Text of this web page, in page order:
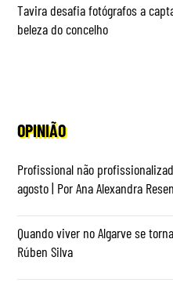
Tavira desafia fotógrafos a
beleza do concelho
OPINIÃO
Profissional não
agosto | Por Ana Alexandra
Quando viver no Algarve se
Rúben Silva